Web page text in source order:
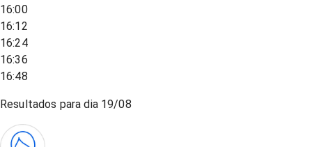
16:00
16:12
16:24
16:36
16:48
Resultados para dia 19/08